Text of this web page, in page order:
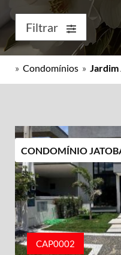
Filtrar
» Condomínios » Jardim
CONDOMÍNIO
CAP0002